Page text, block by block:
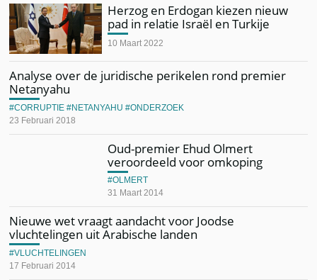
Herzog en Erdogan kiezen nieuw
pad in relatie Israël en Turkije
10 Maart 2022
Analyse over de juridische perikelen rond premier
Netanyahu
23 Februari 2018
CORRUPTIE NETANYAHU ONDERZOEK
Oud-premier Ehud Olmert
veroordeeld voor omkoping
31 Maart 2014
OLMERT
Nieuwe wet vraagt aandacht voor Joodse
vluchtelingen uit Arabische landen
17 Februari 2014
VLUCHTELINGEN